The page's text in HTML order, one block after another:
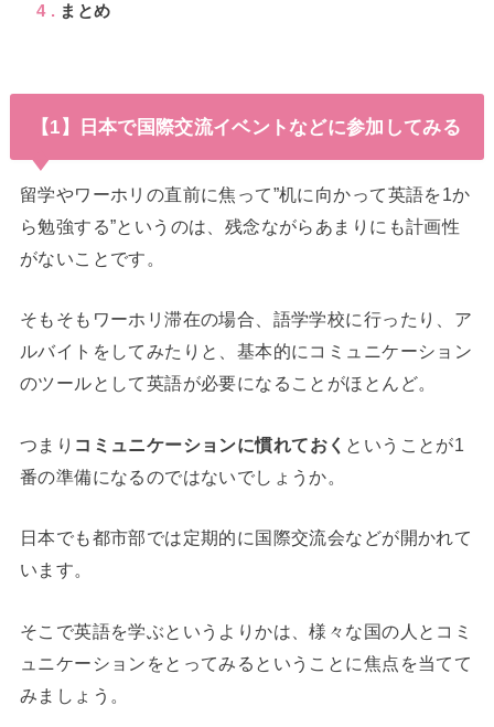
4 まとめ
【1】日本で国際交流イベントなどに参加してみる
留学やワーホリの直前に焦って”机に向かって英語を1か
ら勉強する”というのは、残念ながらあまりにも計画性
がないことです。
そもそもワーホリ滞在の場合、語学学校に行ったり、ア
ルバイトをしてみたりと、基本的にコミュニケーション
のツールとして英語が必要になることがほとんど。
つまり コミュニケーションに慣れておく ということが1
番の準備になるのではないでしょうか。
日本でも都市部では定期的に国際交流会などが開かれて
います。
そこで英語を学ぶというよりかは、様々な国の人とコミ
ュニケーションをとってみるということに焦点を当てて
みましょう。